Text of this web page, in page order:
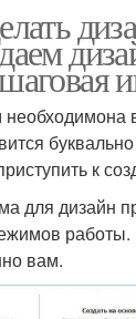
к
для дизайн
работы.
вам.